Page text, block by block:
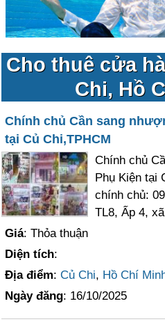
Cho thuê cửa
Chi, Hồ
Chính chủ Cần sang
tại Củ Chi,TPHCM
Chính chủ
Phụ Kiện tại
chính chủ:
TL8, Ấp 4,
Giá: Thỏa thuận
Diện tích:
Địa điểm:Củ Chi, Hồ Chí
Ngày đăng: 16/10/2025